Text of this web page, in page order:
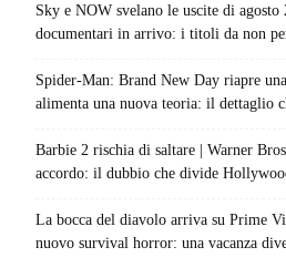
Sky e NOW svelano le uscite di
documentari in arrivo: i titoli da non
Spider-Man: Brand New Day riapre
alimenta una nuova teoria: il dettaglio
Barbie 2 rischia di saltare | Warner
accordo: il dubbio che divide
La bocca del diavolo arriva su Prime
nuovo survival horror: una vacanza